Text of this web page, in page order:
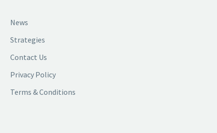
News
Strategies
Contact Us
Privacy Policy
Terms & Conditions